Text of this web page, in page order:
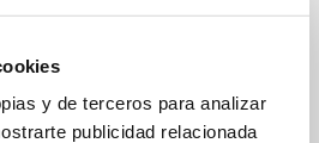
y de terceros para analizar
publicidad relacionada